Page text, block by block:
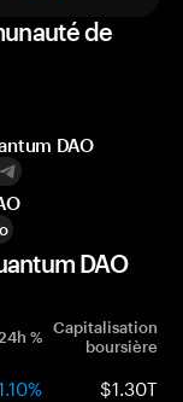
de
DAO
DAO
% Capitalisation
boursière
$1.30T